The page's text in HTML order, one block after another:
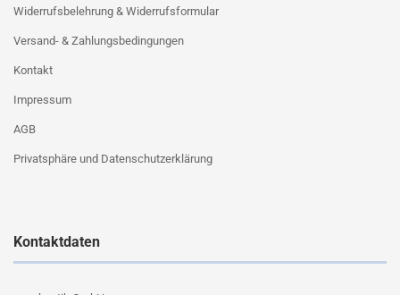
Widerrufsbelehrung & Widerrufsformular
Versand- & Zahlungsbedingungen
Kontakt
Impressum
AGB
Privatsphäre und Datenschutzerklärung
Kontaktdaten